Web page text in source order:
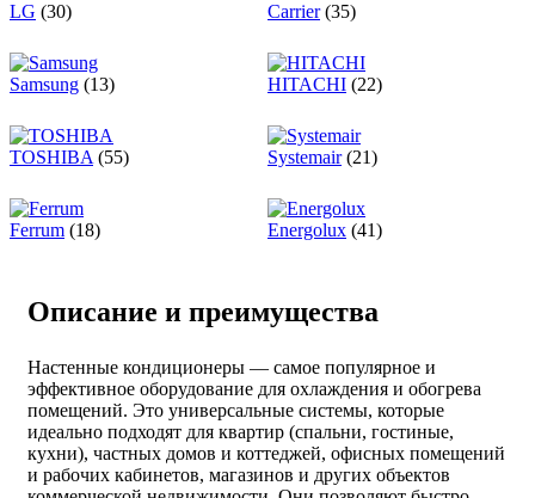
LG (30) Carrier(35)
Samsung (13) HITACHI (22)
TOSHIBA (55) Systemair(21)
Ferrum (18) Energolux (41)
Описание и преимущества
Настенные кондиционеры — самое популярное и
эффективное оборудование для охлаждения и обогрева
помещений. Это универсальные системы, которые
идеально подходят для квартир (спальни, гостиные,
кухни), частных домов и коттеджей, офисных помещений
и рабочих кабинетов, магазинов и других объектов